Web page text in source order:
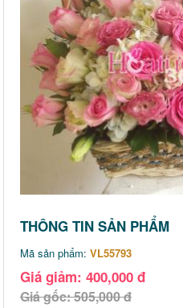
THÔNG TIN SẢN PHẨM
Mã sản phẩm: VL55793
Giá giảm: 400,000 đ
Giá gốc: 505,000 đ